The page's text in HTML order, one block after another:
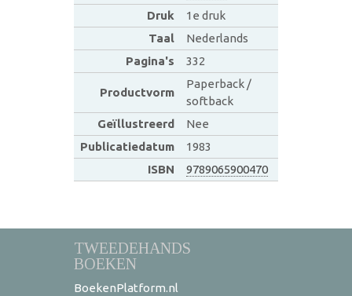
Druk
1e druk
Taal
Nederlands
Pagina's
332
Productvorm
Paperback /
softback
Geïllustreerd
Nee
Publicatiedatum
1983
ISBN
9789065900470
TWEEDEHANDS
BOEKEN
BoekenPlatform.nl